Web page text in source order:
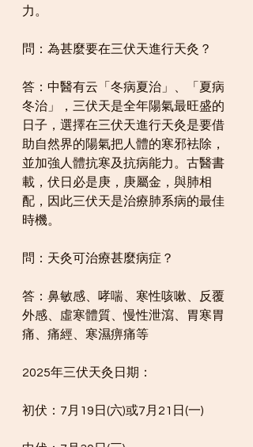
力。
問：為甚麼要在三伏天進行天灸？
答：中醫有云「冬病夏治」、「夏病
冬治」，三伏天是全年陽氣最旺盛的
日子，選擇在三伏天進行天灸是要借
助自然界的陽氣把人體的寒邪袪除，
並加強人體抗寒及抗病能力。古醫書
載，伏日必是庚，庚屬金，與肺相
配，因此三伏天是治療肺系病的最佳
時機。
問：天灸可治療甚麼病症？
答：鼻敏感、哮喘、寒性咳嗽、反覆
外感、虛寒體質、慢性泄瀉、胃寒胃
痛、痛經、寒濕痹痛等
2025年三伏天灸日期：
初伏：7月19日(六)或7月21日(一)